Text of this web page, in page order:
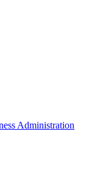
Administration